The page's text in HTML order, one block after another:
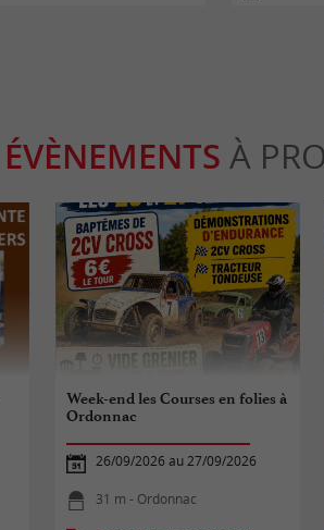
ÉVÈNEMENTS À
Week-end les Courses en folies à
Ordonnac
26/09/2026 au 27/09/2026
31 m - Ordonnac